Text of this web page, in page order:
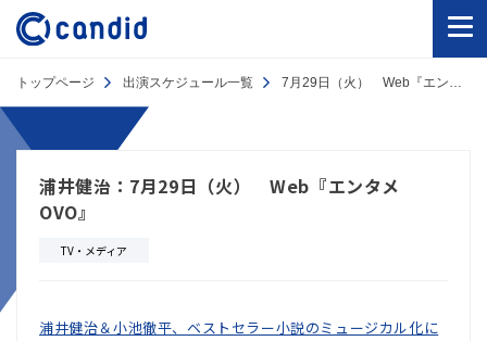
トップページ 出演スケジュール一覧 7月29日（火） Web『エンタメOVO』
浦井健治：7月29日（火） Web『エンタメ
OVO』
TV・メディア
浦井健治＆小池徹平、ベストセラー小説のミュージカル化に